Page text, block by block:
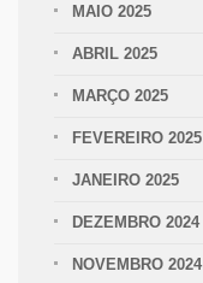
MAIO 2025
ABRIL 2025
MARÇO 2025
FEVEREIRO 2025
JANEIRO 2025
DEZEMBRO 2024
NOVEMBRO 2024